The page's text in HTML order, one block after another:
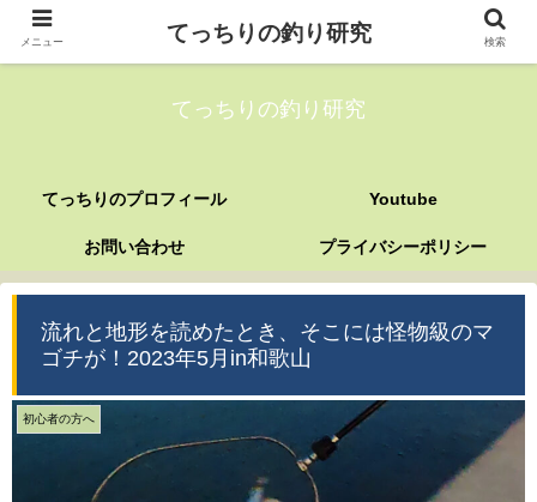
てっちりの釣り研究
てっちりのプロフィール Youtube
お問い合わせ プライバシーポリシー
流れと地形を読めたとき、そこには怪物級のマ
ゴチが！2023年5月in和歌山
初心者の方へ
メニュー てっちりの釣り研究 検索